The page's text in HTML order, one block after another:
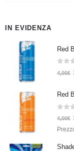
IN EVIDENZA
Red
Su
4,00€
Su
4,00€